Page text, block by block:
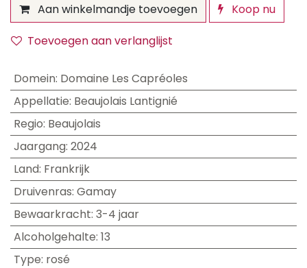
Aan winkelmandje toevoegen
Koop nu
Toevoegen aan verlanglijst
Domein: Domaine Les Capréoles
Appellatie: Beaujolais Lantignié
Regio: Beaujolais
Jaargang: 2024
Land: Frankrijk
Druivenras: Gamay
Bewaarkracht: 3-4 jaar
Alcoholgehalte: 13
Type: rosé